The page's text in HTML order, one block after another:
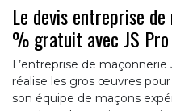
Le devis entreprise
% gratuit avec JS
L’entreprise de
réalise les gros œuvres
son équipe de maçons